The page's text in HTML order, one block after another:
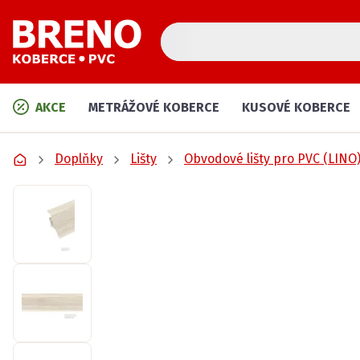
AKCE METRÁŽOVÉ KOBERCE KUSOVÉ KOBERCE
Doplňky Lišty Obvodové lišty pro PVC (LINO)